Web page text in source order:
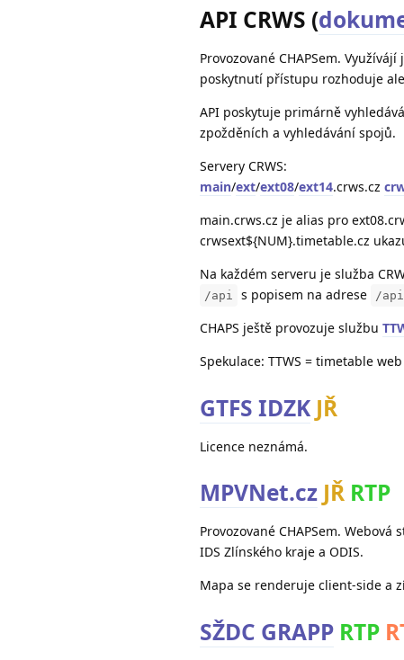
API CRWS (
Provozované CHAPSem.
poskytnutí přístupu rozhoduje ale
API poskytuje primárně
zpožděních a vyhledávání spojů.
Servery CRWS:
main/ext/ext08/ext14.crws.cz
main.crws.cz je alias pro
crwsext${NUM}.timetable.cz
Na každém serveru je služba
/api s popisem na adrese /
CHAPS ještě provozuje službu
Spekulace: TTWS = timetable
GTFS IDZK JŘ
Licence neznámá.
MPVNet.cz JŘ RTP
Provozované CHAPSem.
IDS Zlínského kraje a ODIS.
Mapa se renderuje client-side a
SŽDC GRAPP RTP